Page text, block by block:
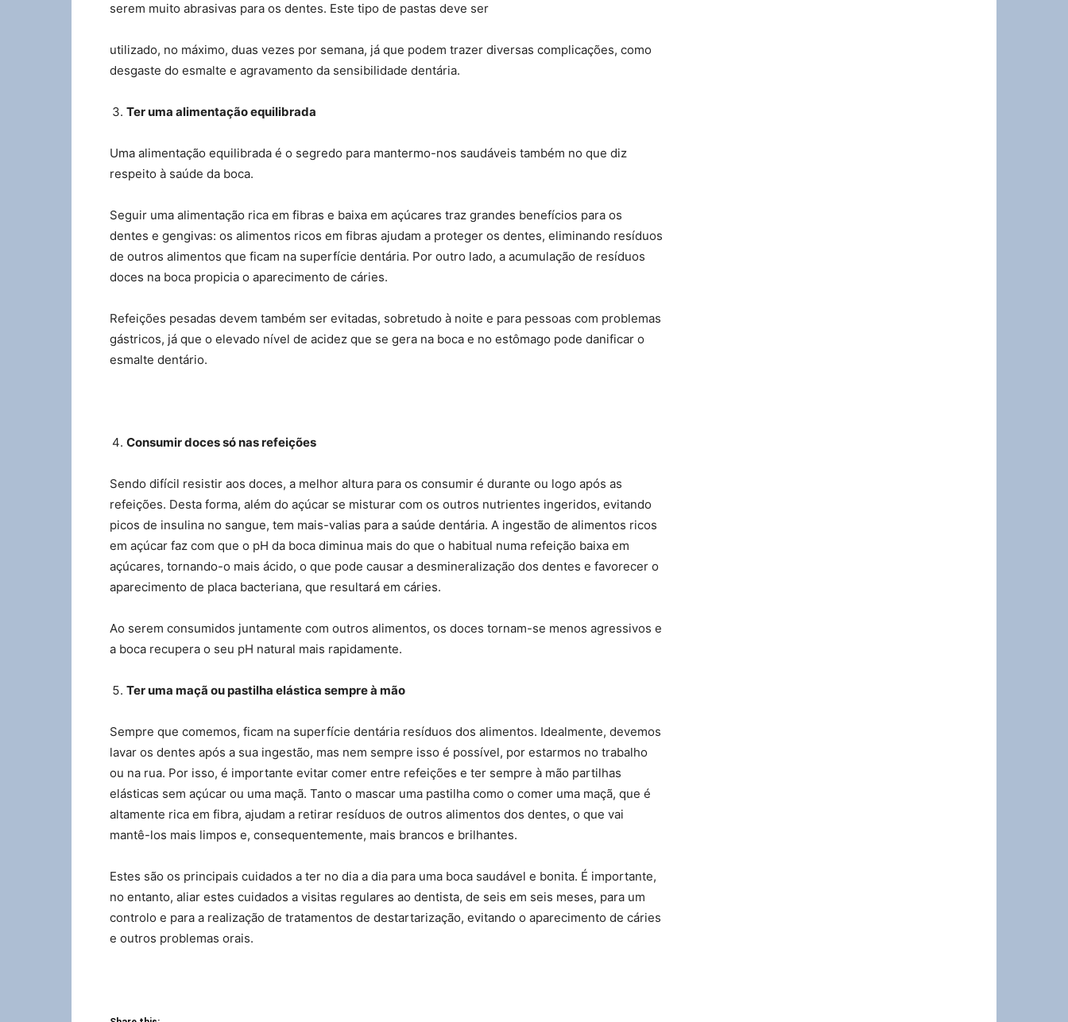
serem muito abrasivas para os dentes. Este tipo de pastas deve ser
utilizado, no máximo, duas vezes por semana, já que podem trazer diversas complicações, como
desgaste do esmalte e agravamento da sensibilidade dentária.
Ter uma alimentação equilibrada
Uma alimentação equilibrada é o segredo para mantermo-nos saudáveis também no que diz
respeito à saúde da boca.
Seguir uma alimentação rica em fibras e baixa em açúcares traz grandes benefícios para os
dentes e gengivas: os alimentos ricos em fibras ajudam a proteger os dentes, eliminando resíduos
de outros alimentos que ficam na superfície dentária. Por outro lado, a acumulação de resíduos
doces na boca propicia o aparecimento de cáries.
Refeições pesadas devem também ser evitadas, sobretudo à noite e para pessoas com problemas
gástricos, já que o elevado nível de acidez que se gera na boca e no estômago pode danificar o
esmalte dentário.
Consumir doces só nas refeições
Sendo difícil resistir aos doces, a melhor altura para os consumir é durante ou logo após as
refeições. Desta forma, além do açúcar se misturar com os outros nutrientes ingeridos, evitando
picos de insulina no sangue, tem mais-valias para a saúde dentária. A ingestão de alimentos ricos
em açúcar faz com que o pH da boca diminua mais do que o habitual numa refeição baixa em
açúcares, tornando-o mais ácido, o que pode causar a desmineralização dos dentes e favorecer o
aparecimento de placa bacteriana, que resultará em cáries.
Ao serem consumidos juntamente com outros alimentos, os doces tornam-se menos agressivos e
a boca recupera o seu pH natural mais rapidamente.
Ter uma maçã ou pastilha elástica sempre à mão
Sempre que comemos, ficam na superfície dentária resíduos dos alimentos. Idealmente, devemos
lavar os dentes após a sua ingestão, mas nem sempre isso é possível, por estarmos no trabalho
ou na rua. Por isso, é importante evitar comer entre refeições e ter sempre à mão partilhas
elásticas sem açúcar ou uma maçã. Tanto o mascar uma pastilha como o comer uma maçã, que é
altamente rica em fibra, ajudam a retirar resíduos de outros alimentos dos dentes, o que vai
mantê-los mais limpos e, consequentemente, mais brancos e brilhantes.
Estes são os principais cuidados a ter no dia a dia para uma boca saudável e bonita. É importante,
no entanto, aliar estes cuidados a visitas regulares ao dentista, de seis em seis meses, para um
controlo e para a realização de tratamentos de destartarização, evitando o aparecimento de cáries
e outros problemas orais.